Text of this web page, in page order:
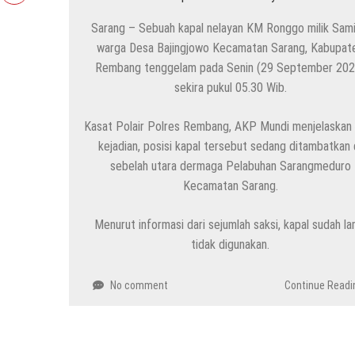
Sarang – Sebuah kapal nelayan KM Ronggo milik
warga Desa Bajingjowo Kecamatan Sarang,
Rembang tenggelam pada Senin (29 September
sekira pukul 05.30 Wib.
Kasat Polair Polres Rembang, AKP Mundi menjelaskan
kejadian, posisi kapal tersebut sedang ditambatkan
sebelah utara dermaga Pelabuhan Sarangmeduro
Kecamatan Sarang.
Menurut informasi dari sejumlah saksi, kapal sudah
tidak digunakan.
No comment Continue